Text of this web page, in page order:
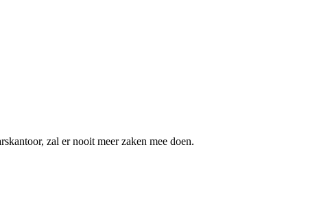
zal er nooit meer zaken mee doen.